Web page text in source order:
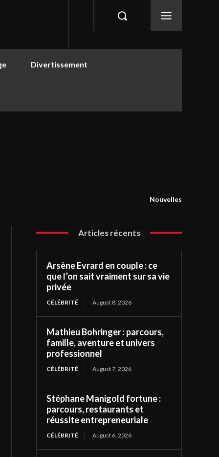
Divertissement
Nouvelles
Articles récents
Arsène Evrard en couple : ce
que l’on sait vraiment sur sa vie
privée
CÉLÉBRITÉ August 8, 2026
Mathieu Bohringer : parcours,
famille, aventure et univers
professionnel
CÉLÉBRITÉ August 7, 2026
Stéphane Manigold fortune :
parcours, restaurants et
réussite entrepreneuriale
CÉLÉBRITÉ August 6, 2026